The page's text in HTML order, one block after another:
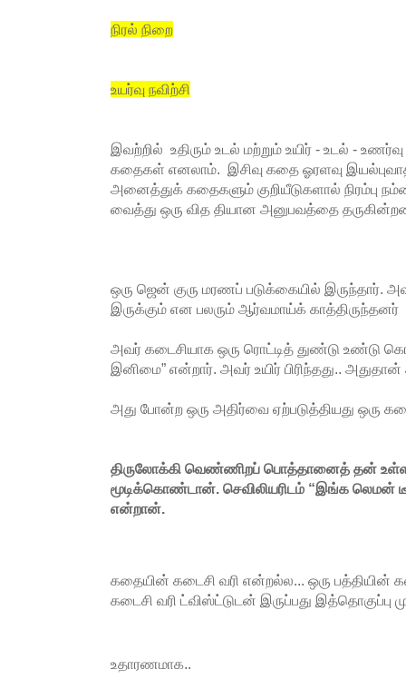
நிரல் நிறை
உயர்வு நவிற்சி
இவற்றில் உதிரும் உடல் மற்றும் உயிர் - உடல் -
கதைகள் எனலாம். இசிவு கதை ஓரளவு
அனைத்துக் கதைகளும் குறியீடுகளால் நிரம்பு
வைத்து ஒரு வித தியான அனுபவத்தை
ஒரு ஜென் குரு மரணப் படுக்கையில் இருந்தார்.
இருக்கும் என பலரும் ஆர்வமாய்க் காத்திருந்தனர்
அவர் கடைசியாக ஒரு ரொட்டித் துண்டு உண்டு
இனிமை” என்றார். அவர் உயிர் பிரிந்தது..
அது போன்ற ஒரு அதிர்வை ஏற்படுத்தியது ஒரு
திருலோக்கி வெண்ணிறப் பொத்தானைத் தன்
மூடிக்கொண்டான். செவிலியரிடம் “இங்க லெமன்
என்றான்.
கதையின் கடைசி வரி என்றல்ல... ஒரு பத்தியின்
கடைசி வரி ட்விஸ்ட்டுடன் இருப்பது இத்தொகுப்பு
உதாரணமாக..